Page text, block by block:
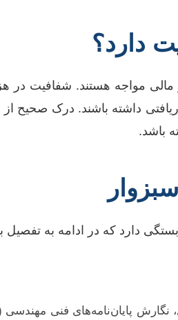
دارد؟
مواجه هستند. شفافیت در
داشته باشند. درک صحیح
باشد.
دارد که در ادامه به تفصیل
پایان‌نامه‌های فنی مهندسی